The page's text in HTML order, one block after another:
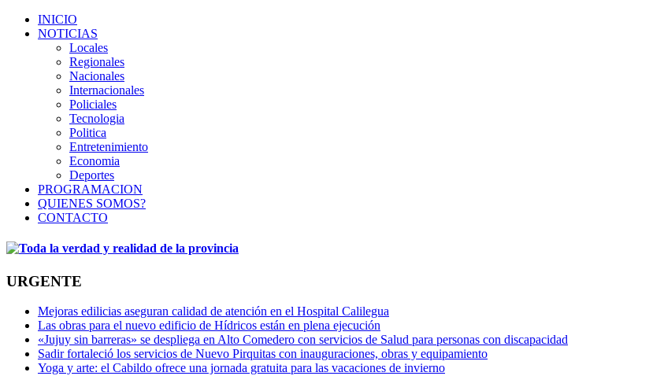
INICIO
NOTICIAS
Locales
Regionales
Nacionales
Internacionales
Policiales
Tecnologia
Politica
Entretenimiento
Economia
Deportes
PROGRAMACION
QUIENES SOMOS?
CONTACTO
URGENTE
Mejoras edilicias aseguran calidad de atención en el Hospital Calilegua
Las obras para el nuevo edificio de Hídricos están en plena ejecución
«Jujuy sin barreras» se despliega en Alto Comedero con servicios de Salud para personas con discapacidad
Sadir fortaleció los servicios de Nuevo Pirquitas con inauguraciones, obras y equipamiento
Yoga y arte: el Cabildo ofrece una jornada gratuita para las vacaciones de invierno